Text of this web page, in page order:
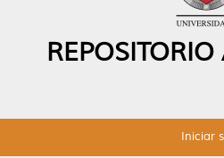
Iniciar